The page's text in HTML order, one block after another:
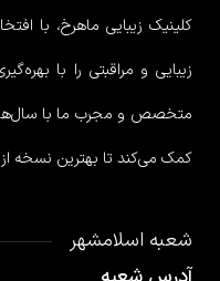
کلینیک زیبایی ماهرخ، با
زیبایی و مراقبتی را با
متخصص و مجرب ما با سال‌ها
کمک می‌کند تا بهترین نسخه از
شعبه اسلامشهر